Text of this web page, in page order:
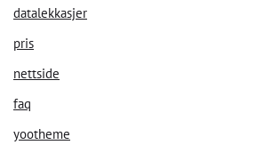
datalekkasjer
pris
nettside
faq
yootheme